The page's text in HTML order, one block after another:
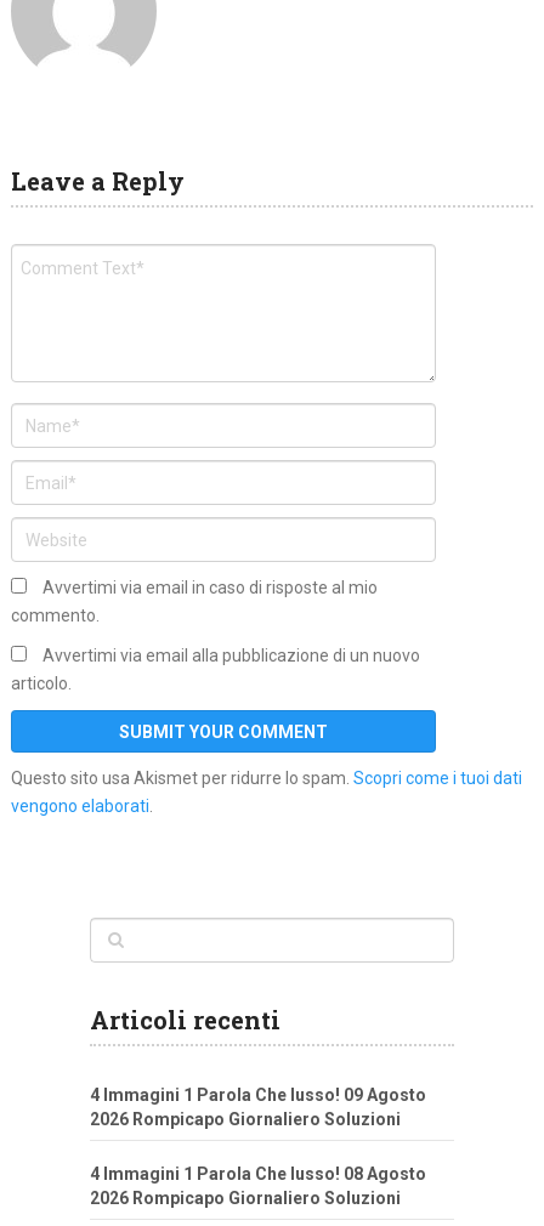
Leave a Reply
Avvertimi via email in caso di risposte al mio
commento.
Avvertimi via email alla pubblicazione di un nuovo
articolo.
Questo sito usa Akismet per ridurre lo spam. Scopri come i tuoi dati
vengono elaborati
Articoli recenti
4 Immagini 1 Parola Che lusso! 09 Agosto
2026 Rompicapo Giornaliero Soluzioni
4 Immagini 1 Parola Che lusso! 08 Agosto
2026 Rompicapo Giornaliero Soluzioni